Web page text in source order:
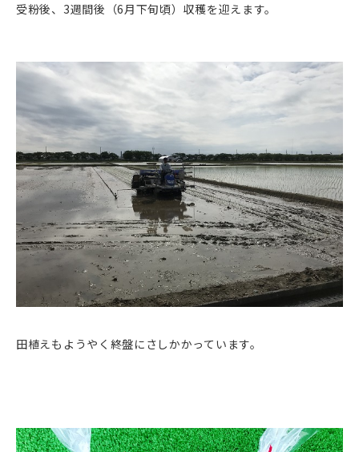
受粉後、3週間後（6月下旬頃）収穫を迎えます。
田植えもようやく終盤にさしかかっています。